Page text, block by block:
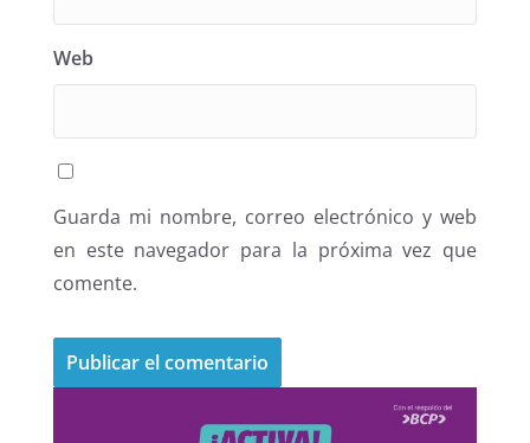
Web
Guarda mi nombre, correo electrónico y web
en este navegador para la próxima vez que
comente.